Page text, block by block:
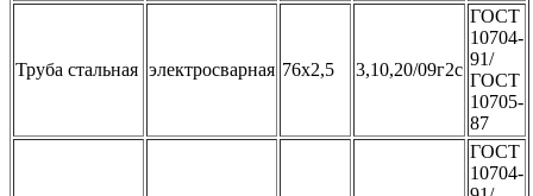
Труба стальная электросварная 76х2,5 3,10,20/09г2с
ГОСТ
10704-
91/
ГОСТ
10705-
87
ГОСТ
10704-